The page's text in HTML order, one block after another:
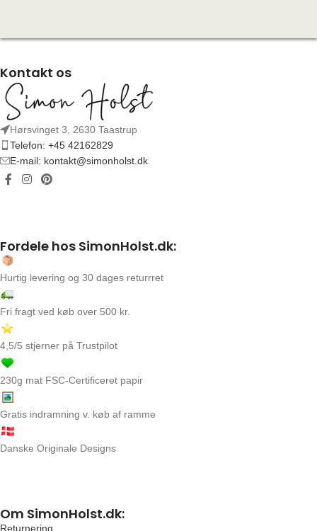
Kontakt os
Hørsvinget 3, 2630 Taastrup
Telefon: +45 42162829
E-mail: kontakt@simonholst.dk
Fordele hos SimonHolst.dk:
Hurtig levering og 30 dages returrret
Fri fragt ved køb over 500 kr.
4,5/5 stjerner på Trustpilot
230g mat FSC-Certificeret papir
Gratis indramning v. køb af ramme
Danske Originale Designs
Om SimonHolst.dk:
Returnering